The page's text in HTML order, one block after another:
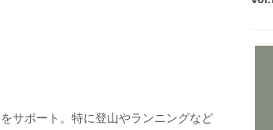
サポート。特に登山やランニングなど